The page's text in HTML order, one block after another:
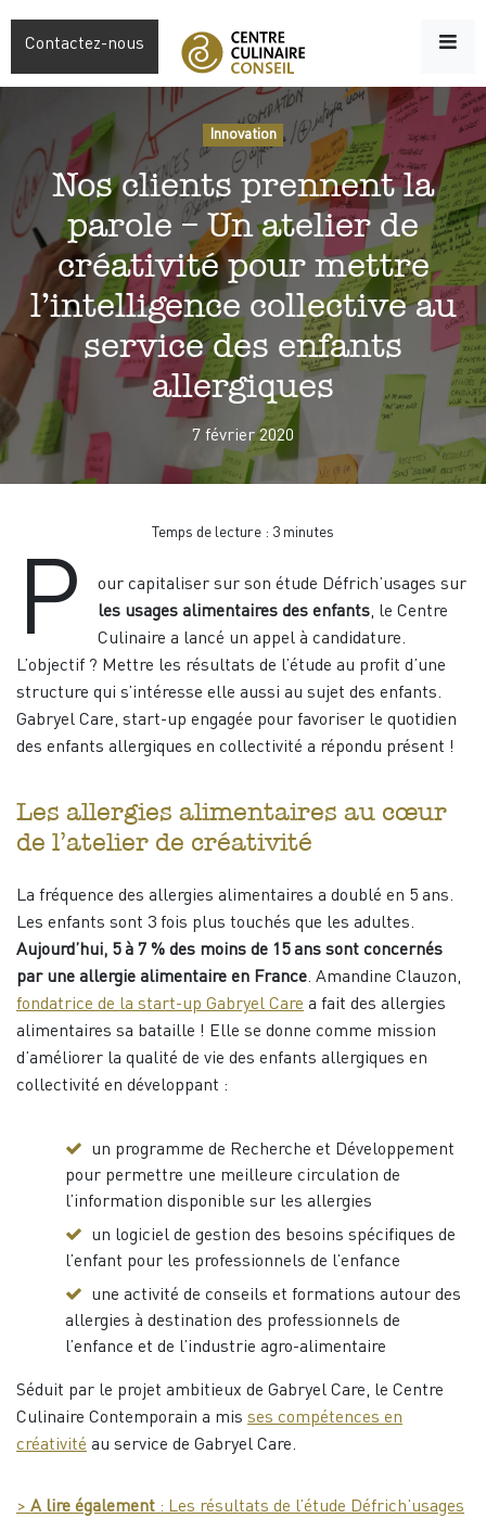
Contactez-nous
Innovation
Nos clients prennent la
parole – Un atelier de
créativité pour mettre
l’intelligence collective au
service des enfants
allergiques
7 février 2020
Temps de lecture : 3 minutes
P
our capitaliser sur son étude Défrich’usages sur
les usages alimentaires des enfants, le Centre
Culinaire a lancé un appel à candidature.
L’objectif ? Mettre les résultats de l’étude au profit d’une
structure qui s’intéresse elle aussi au sujet des enfants.
Gabryel Care, start-up engagée pour favoriser le quotidien
des enfants allergiques en collectivité a répondu présent !
Les allergies alimentaires au cœur
de l’atelier de créativité
La fréquence des allergies alimentaires a doublé en 5 ans.
Les enfants sont 3 fois plus touchés que les adultes.
Aujourd’hui, 5 à 7 % des moins de 15 ans sont concernés
par une allergie alimentaire en France. Amandine Clauzon,
fondatrice de la start-up Gabryel Care a fait des allergies
alimentaires sa bataille ! Elle se donne comme mission
d’améliorer la qualité de vie des enfants allergiques en
collectivité en développant :
un programme de Recherche et Développement
pour permettre une meilleure circulation de
l’information disponible sur les allergies
un logiciel de gestion des besoins spécifiques de
l’enfant pour les professionnels de l’enfance
une activité de conseils et formations autour des
allergies à destination des professionnels de
l’enfance et de l’industrie agro-alimentaire
Séduit par le projet ambitieux de Gabryel Care, le Centre
Culinaire Contemporain a mis ses compétences en
créativité au service de Gabryel Care.
> A lire également : Les résultats de l’étude Défrich’usages